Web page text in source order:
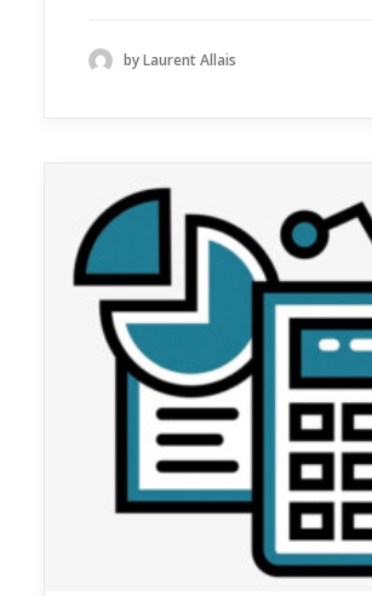
by Laurent Allais